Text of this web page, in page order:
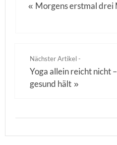
« Morgens erstmal
Nächster Artikel -
Yoga allein reicht nicht
gesund hält »